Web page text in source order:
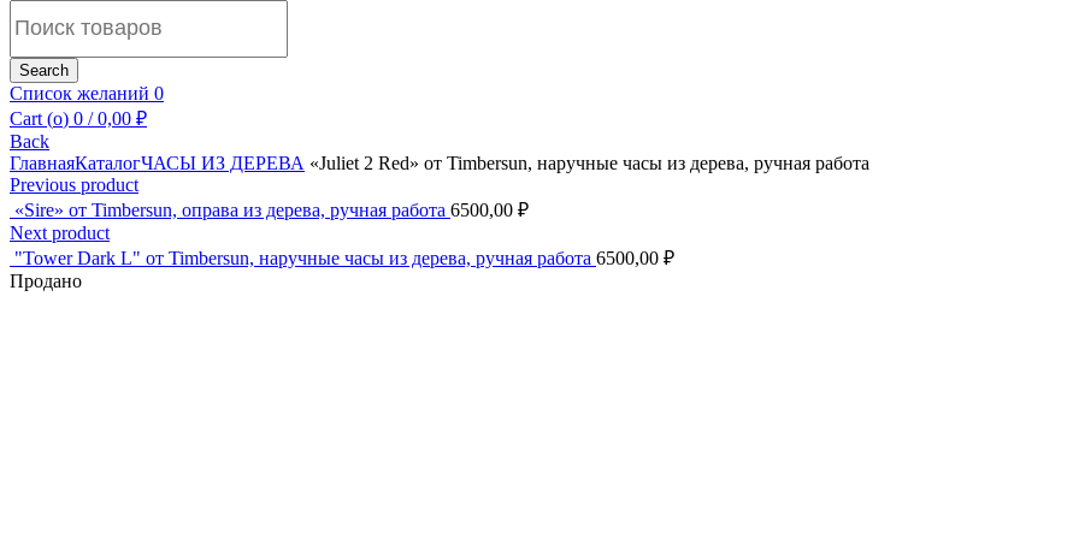
Search
Список желаний 0
Cart (o) 0 / 0,00 ₽
Back
ГлавнаяКаталогЧАСЫ ИЗ ДЕРЕВА «Juliet 2 Red» от Timbersun, наручные часы из дерева, ручная работа
Previous product
«Sire» от Timbersun, оправа из дерева, ручная работа 6500,00 ₽
Next product
"Tower Dark L" от Timbersun, наручные часы из дерева, ручная работа 6500,00 ₽
Продано